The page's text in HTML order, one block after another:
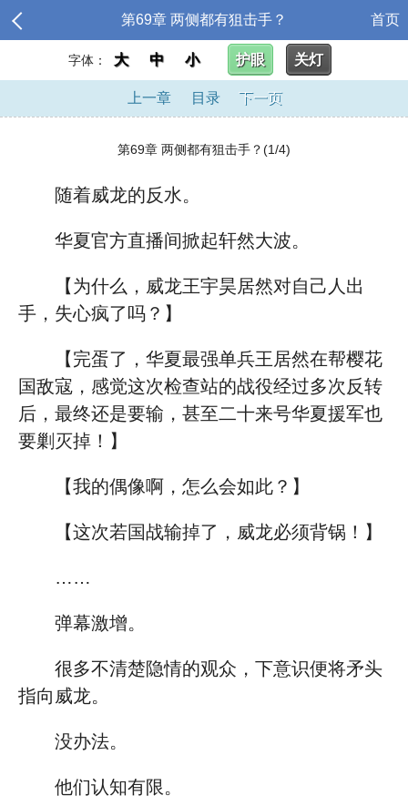
第69章 两侧都有狙击手？ 首页
字体： 大 中 小 护眼 关灯
上一章 目录 下一页
第69章 两侧都有狙击手？(1/4)
随着威龙的反水。
华夏官方直播间掀起轩然大波。
【为什么，威龙王宇昊居然对自己人出
手，失心疯了吗？】
【完蛋了，华夏最强单兵王居然在帮樱花
国敌寇，感觉这次检查站的战役经过多次反转
后，最终还是要输，甚至二十来号华夏援军也
要剿灭掉！】
【我的偶像啊，怎么会如此？】
【这次若国战输掉了，威龙必须背锅！】
……
弹幕激增。
很多不清楚隐情的观众，下意识便将矛头
指向威龙。
没办法。
他们认知有限。